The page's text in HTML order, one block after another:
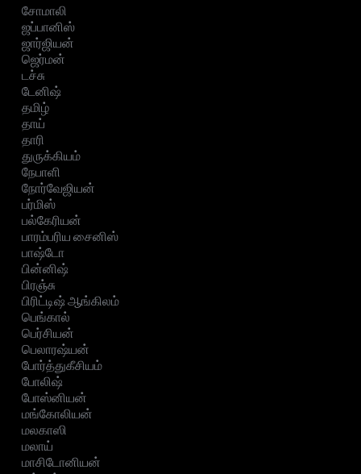
சோமாலி
ஜப்பானிஸ்
ஜார்ஜியன்
ஜெர்மன்
டச்சு
டேனிஷ்
தமிழ்
தாய்
தாரி
துருக்கியம்
நேபாளி
நோர்வேஜியன்
பர்மிஸ்
பல்கேரியன்
பாரம்பரிய சைனிஸ்
பாஷ்டோ
பின்னிஷ்
பிரஞ்சு
பிரிட்டிஷ் ஆங்கிலம்
பெங்கால்
பெர்சியன்
பெலாரஷ்யன்
போர்த்துகீசியம்
போலிஷ்
போஸ்னியன்
மங்கோலியன்
மலகாஸி
மலாய்
மாசிடோனியன்